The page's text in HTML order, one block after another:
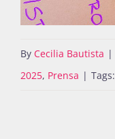
By Cecilia Bautista |
2025, Prensa | Tags: